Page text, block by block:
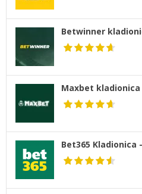
Betwinner
Maxbet
Bet365 Kladionica